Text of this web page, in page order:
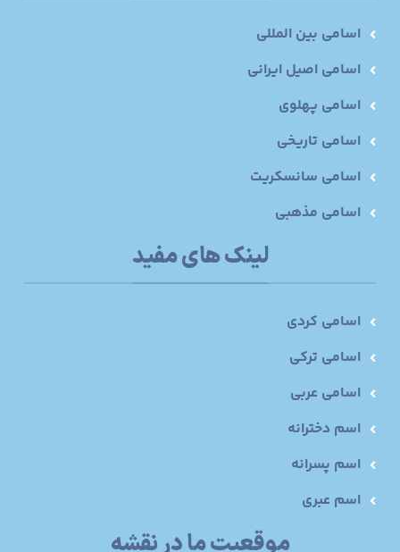
اسامی بین المللی
اسامی اصیل ایرانی
اسامی پهلوی
اسامی تاریخی
اسامی سانسکریت
اسامی مذهبی
لینک های مفید
اسامی کردی
اسامی ترکی
اسامی عربی
اسم دخترانه
اسم پسرانه
اسم عبری
موقعیت ما در نقشه